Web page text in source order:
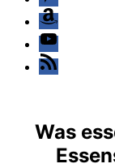
Amazon
Youtube
Feed
Was